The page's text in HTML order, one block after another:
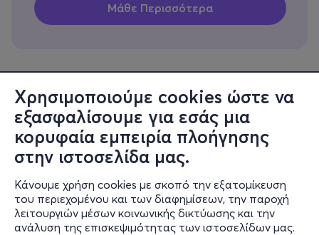
Χρησιμοποιούμε cookies ώστε να
εξασφαλίσουμε για εσάς μια
κορυφαία εμπειρία πλοήγησης
στην ιστοσελίδα μας.
Κάνουμε χρήση cookies με σκοπό την εξατομίκευση
του περιεχομένου και των διαφημίσεων, την παροχή
λειτουργιών μέσων κοινωνικής δικτύωσης και την
ανάλυση της επισκεψιμότητας των ιστοσελίδων μας.
Πληροφορίες
Υποστήριξη
Stay Connected